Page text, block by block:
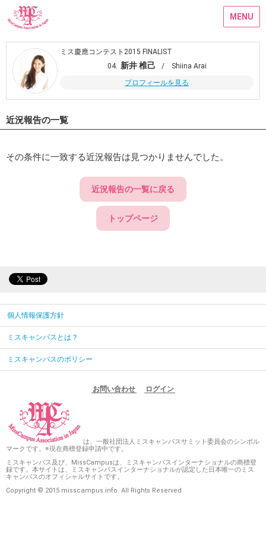
MENU
ミス慶應コンテスト2015 FINALIST
04. 新井 椎己
/ Shiina Arai
プロフィールを見る
近況報告の一覧
その条件に一致する近況報告は見つかりませんでした。
近況報告の一覧に戻る
トップページ
個人情報保護方針
ミスキャンパスとは？
ミスキャンパスのポリシー
お問い合わせ ログイン
は、一般社団法人ミスキャンパスサミット委員会のシンボル
マークです。※現在商標登録申請中です。
ミスキャンパス及び、MissCampusは、ミスキャンパスインターナショナルの商標登
録です。本サイトは、ミスキャンパスインターナショナルが認定した日本唯一のミス
キャンパスのオフィシャルサイトです。
Copyright © 2015 misscampus.info. All Rights Reserved